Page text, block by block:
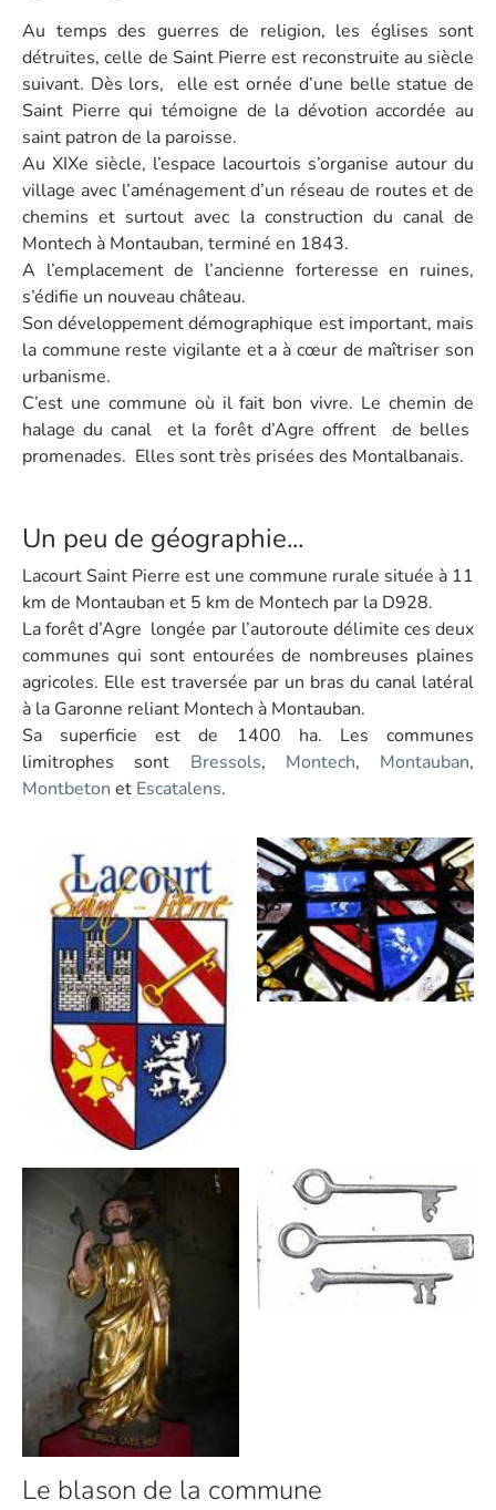
Au temps des guerres de religion, les églises sont
détruites, celle de Saint Pierre est reconstruite au siècle
suivant. Dès lors, elle est ornée d’une belle statue de
Saint Pierre qui témoigne de la dévotion accordée au
saint patron de la paroisse.
Au XIXe siècle, l’espace lacourtois s’organise autour du
village avec l’aménagement d’un réseau de routes et de
chemins et surtout avec la construction du canal de
Montech à Montauban, terminé en 1843.
A l’emplacement de l’ancienne forteresse en ruines,
s’édifie un nouveau château.
Son développement démographique est important, mais
la commune reste vigilante et a à cœur de maîtriser son
urbanisme.
C’est une commune où il fait bon vivre. Le chemin de
halage du canal et la forêt d’Agre offrent de belles
promenades. Elles sont très prisées des Montalbanais.
Un peu de géographie...
Lacourt Saint Pierre est une commune rurale située à 11
km de Montauban et 5 km de Montech par la D928.
La forêt d’Agre longée par l’autoroute délimite ces deux
communes qui sont entourées de nombreuses plaines
agricoles. Elle est traversée par un bras du canal latéral
à la Garonne reliant Montech à Montauban.
Sa superficie est de 1400 ha. Les communes
limitrophes sont Bressols, Montech, Montauban,
Montbeton et Escatalens.
Le blason de la commune